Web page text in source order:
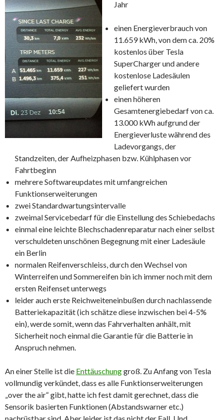
Jahr
einen Energieverbrauch von
11.659 kWh, von dem ca. 20%
kostenlos über Tesla
SuperCharger und andere
kostenlose Ladesäulen
geliefert wurden
einen höheren
Gesamtenergiebedarf von ca.
13.000 kWh aufgrund der
Energieverluste während des
Ladevorgangs, der
Standzeiten, der Aufheizphasen bzw. Kühlphasen vor
Fahrtbeginn
mehrere Softwareupdates mit umfangreichen
Funktionserweiterungen
zwei Standardwartungsintervalle
zweimal Servicebedarf für die Einstellung des Schiebedachs
einmal eine leichte Blechschadenreparatur nach einer selbst
verschuldeten unschönen Begegnung mit einer Ladesäule
ein Berlin
normalen Reifenverschleiss, durch den Wechsel von
Winterreifen und Sommereifen bin ich immer noch mit dem
ersten Reifenset unterwegs
leider auch erste Reichweiteneinbußen durch nachlassende
Batteriekapazität (ich schätze diese inzwischen bei 4-5%
ein), werde somit, wenn das Fahrverhalten anhält, mit
Sicherheit noch einmal die Garantie für die Batterie in
Anspruch nehmen.
An einer Stelle ist die Enttäuschunggroß. Zu Anfang von Tesla
vollmundig verkündet, dass es alle Funktionserweiterungen
„over the air“ gibt, hatte ich fest damit gerechnet, dass die
Sensorik basierten Funktionen (Abstandswarner etc.)